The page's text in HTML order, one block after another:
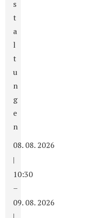
s
t
a
l
t
u
n
g
e
n
08. 08. 2026
|
10:30
–
09. 08. 2026